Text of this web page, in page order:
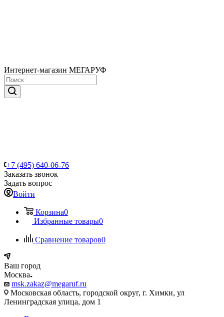
Интернет-магазин МЕГАРУФ
+7 (495) 640-06-76
Заказать звонок
Задать вопрос
Войти
Корзина0
Избранные товары0
Сравнение товаров0
Ваш город
Москва
msk.zakaz@megaruf.ru
Московская область, городской округ, г. Химки, ул
Ленинградская улица, дом 1